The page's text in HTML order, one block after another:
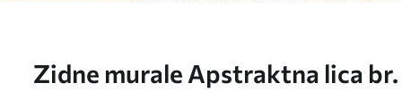
Zidne murale Apstraktna lica